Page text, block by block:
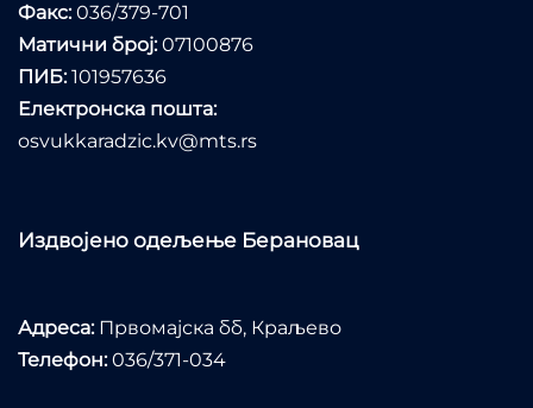
Факс:036/379-701
Матични број:07100876
ПИБ:101957636
Електронска пошта:
osvukkaradzic.kv@mts.rs
Издвојено одељење Берановац
Адреса:Првомајска бб, Краљево
Телефон:036/371-034